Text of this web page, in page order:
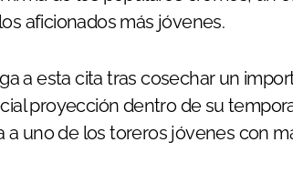
aficionados más jóvenes.
a esta cita tras cosechar un
proyección dentro de su
a uno de los toreros jóvenes con